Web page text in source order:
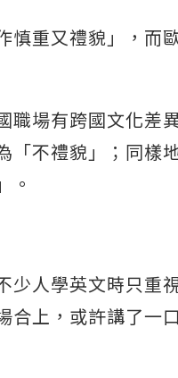
慎重又禮貌」，而
職場有跨國文化差
不禮貌」；同樣
。
少人學英文時只重
合上，或許講了一